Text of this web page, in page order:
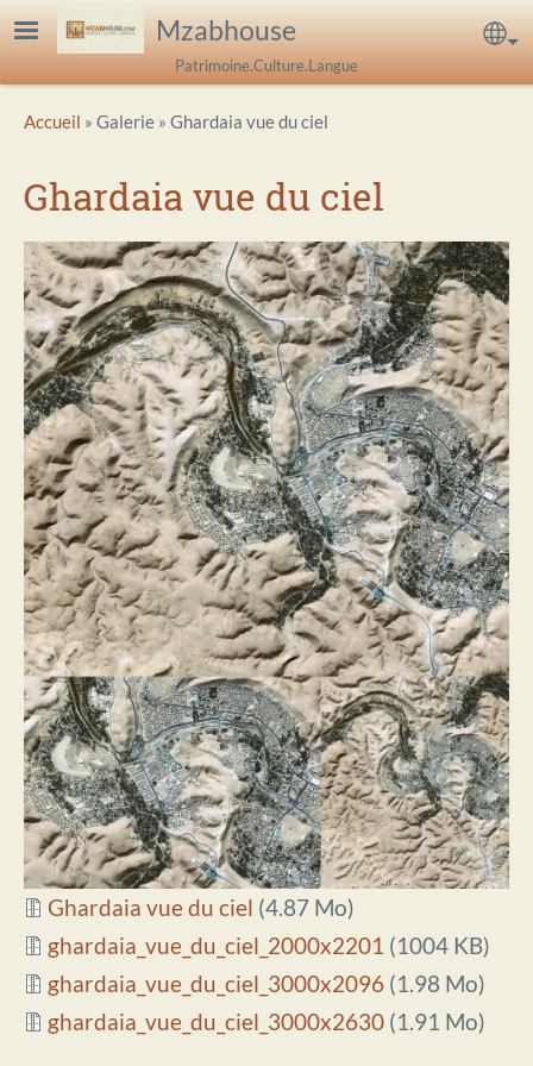
Aller au contenu principal
Mzabhouse
Patrimoine.Culture.Langue
Breadcrumb
Accueil Galerie Ghardaia vue du ciel
Ghardaia vue du ciel
Document
Ghardaia vue du ciel (4.87 Mo)
Document
ghardaia_vue_du_ciel_2000x2201 (1004 KB)
Document
ghardaia_vue_du_ciel_3000x2096 (1.98 Mo)
Document
ghardaia_vue_du_ciel_3000x2630 (1.91 Mo)